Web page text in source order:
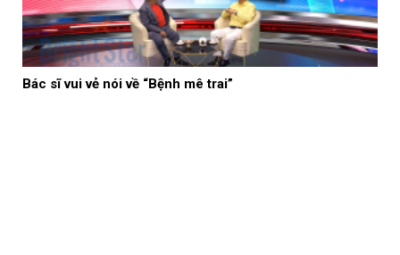
Bác sĩ vui vẻ nói về “Bệnh mê trai”